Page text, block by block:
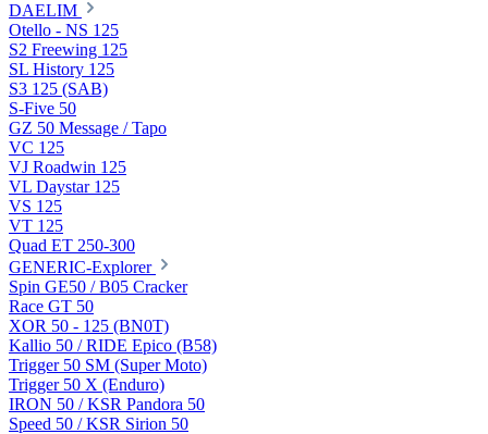
DAELIM
Otello - NS 125
S2 Freewing 125
SL History 125
S3 125 (SAB)
S-Five 50
GZ 50 Message / Tapo
VC 125
VJ Roadwin 125
VL Daystar 125
VS 125
VT 125
Quad ET 250-300
GENERIC-Explorer
Spin GE50 / B05 Cracker
Race GT 50
XOR 50 - 125 (BN0T)
Kallio 50 / RIDE Epico (B58)
Trigger 50 SM (Super Moto)
Trigger 50 X (Enduro)
IRON 50 / KSR Pandora 50
Speed 50 / KSR Sirion 50